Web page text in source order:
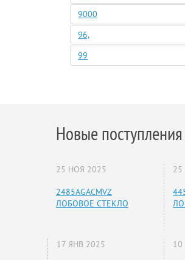
9000
96,
99
Новые поступления
25 НОЯ 2025
2485AGACMVZ
ЛОБОВОЕ СТЕКЛО
25
17 ЯНВ 2025 10